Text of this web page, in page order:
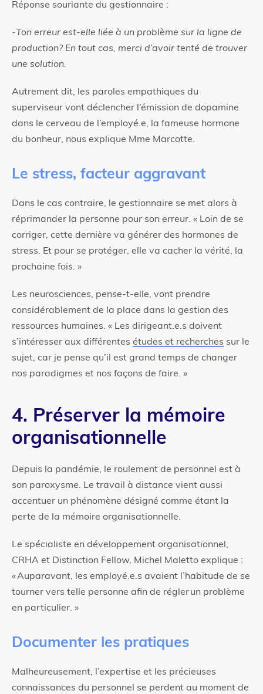
Réponse souriante du gestionnaire :
- Ton erreur est-elle liée à un problème sur la ligne de
production? En tout cas, merci d’avoir tenté de trouver
une solution.
Autrement dit, les paroles empathiques du
superviseur vont déclencher l’émission de dopamine
dans le cerveau de l’employé.e, la fameuse hormone
du bonheur, nous explique Mme Marcotte.
Le stress, facteur aggravant
Dans le cas contraire, le gestionnaire se met alors à
réprimander la personne pour son erreur. « Loin de se
corriger, cette dernière va générer des hormones de
stress. Et pour se protéger, elle va cacher la vérité, la
prochaine fois. »
Les neurosciences, pense-t-elle, vont prendre
considérablement de la place dans la gestion des
ressources humaines. « Les dirigeant.e.s doivent
s’intéresser aux différentes études et recherches sur le
sujet, car je pense qu’il est grand temps de changer
nos paradigmes et nos façons de faire. »
4. Préserver la mémoire
organisationnelle
Depuis la pandémie, le roulement de personnel est à
son paroxysme. Le travail à distance vient aussi
accentuer un phénomène désigné comme étant la
perte de la mémoire organisationnelle.
Le spécialiste en développement organisationnel,
CRHA et Distinction Fellow, Michel Maletto explique :
« Auparavant, les employé.e.s avaient l’habitude de se
tourner vers telle personne afin de régler un problème
en particulier. »
Documenter les pratiques
Malheureusement, l’expertise et les précieuses
connaissances du personnel se perdent au moment de